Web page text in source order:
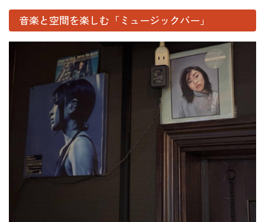
音楽と空間を楽しむ「ミュージックバー」